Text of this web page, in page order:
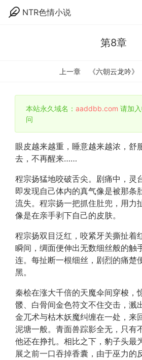
NTR色情小说
第8章
上一章 《六朝云龙吟》
本站永久域名： aaddbb.com 请加
问
眼皮越来越重，睡意越来越浓，舒
去，不再醒来……
程宗扬猛地咬破舌尖。剧痛中，灵
即发现自己体内的真气像是被那条
流失。程宗扬一把抓住肚兜，用力
像是在亲手剥下自己的皮肤。
程宗扬双目泛红，咬紧牙关撕扯着
瞬间，绸面便伸出无数细丝般的触
连。每扯断一根细丝，剧烈的痛楚
黑。
秦桧在涨大千倍的天魔伞间穿梭，
髅、白骨间金色符文不住交击，溅
金兀术与枯木妖魔纠缠在一处，来
泥塘一般。青面兽踪影全无，只有
他还在挣扎。相比之下，豹子头最
展之前一口吞掉香囊，由于巫力的